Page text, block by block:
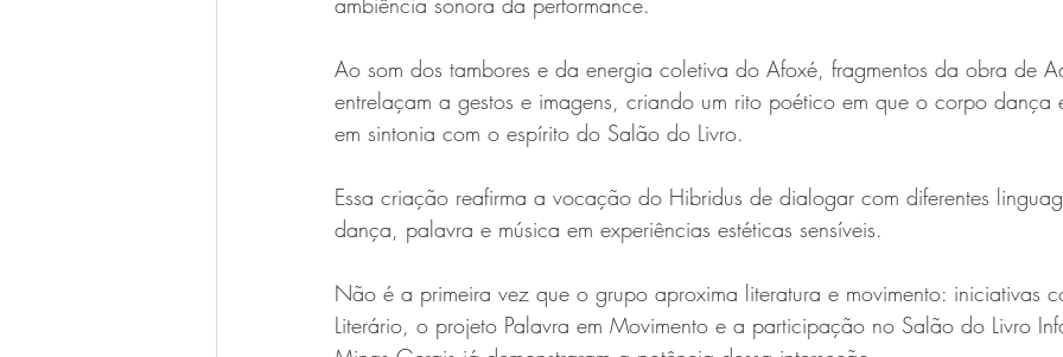
Ao som dos tambores e da energia coletiva do Afoxé, fragmentos da obra de
entrelaçam a gestos e imagens, criando um rito poético em que o corpo dança
em sintonia com o espírito do Salão do Livro.
Essa criação reafirma a vocação do Hibridus de dialogar com diferentes
dança, palavra e música em experiências estéticas sensíveis.
Não é a primeira vez que o grupo aproxima literatura e movimento: iniciativas
Literário, o projeto Palavra em Movimento e a participação no Salão do Livro